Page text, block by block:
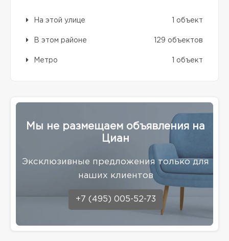
На этой улице 1 объект
В этом районе 129 объектов
Метро 1 объект
Мы не размещаем объявления на
Циан
Эксклюзивные предложения только для
наших клиентов
+7 (495) 005-52-73